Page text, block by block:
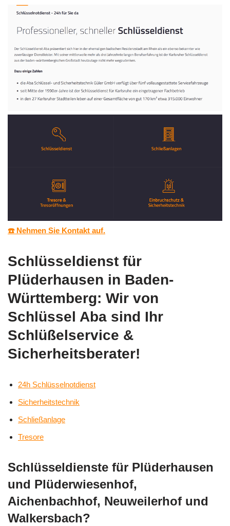
☎️ Nehmen Sie Kontakt auf.
Schlüsseldienst für
Plüderhausen in Baden-
Württemberg: Wir von
Schlüssel Aba sind Ihr
Schlüßelservice &
Sicherheitsberater!
24h Schlüsselnotdienst
Sicherheitstechnik
Schließanlage
Tresore
Schlüsseldienste für Plüderhausen
und Plüderwiesenhof,
Aichenbachhof, Neuweilerhof und
Walkersbach?